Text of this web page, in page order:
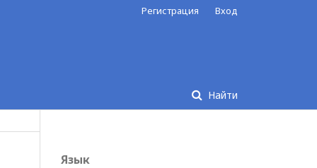
Найти
Регистрация Вход
Язык